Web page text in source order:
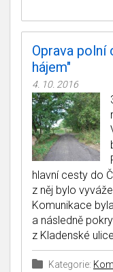
Oprava polní
hájem"
4. 10. 2016
hlavní cesty do
z něj bylo
Komunikace
a následně
z Kladenské
Kategorie: